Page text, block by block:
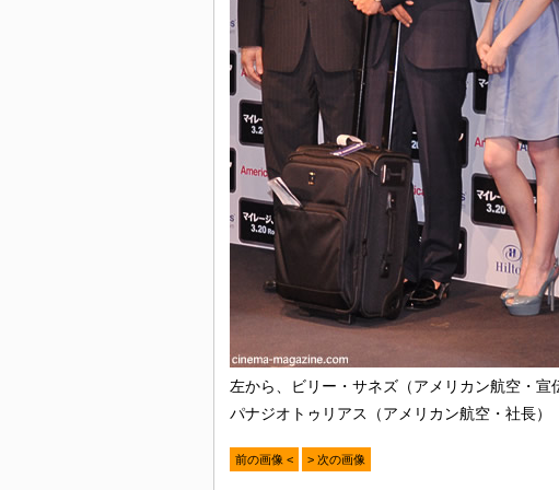
左から、ビリー・サネズ（アメリカン航空・
パナジオトゥリアス（アメリカン航空・社長）
前の画像 < > 次の画像